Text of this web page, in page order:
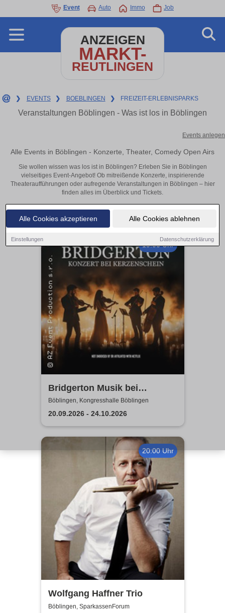
Alle Cookies akzeptieren Alle Cookies ablehnen
Einstellungen Datenschutzerklärung
Event Auto Immo Job
ANZEIGEN
MARKT-
REUTLINGEN
❯ EVENTS ❯ BOEBLINGEN ❯ FREIZEIT-ERLEBNISPARKS
Veranstaltungen Böblingen - Was ist los in Böblingen
Events anlegen
Alle Events in Böblingen - Konzerte, Theater, Comedy Open Airs
Sie wollen wissen was los ist in Böblingen? Erleben Sie in Böblingen
vielseitiges Event-Angebot! Ob mitreißende Konzerte, inspirierende
Theateraufführungen oder aufregende Veranstaltungen in Böblingen – hier
finden alles im Überblick und Tickets.
19:00 Uhr
Bridgerton Musik bei
Kerzenschein
Böblingen, Kongresshalle Böblingen
20.09.2026 - 24.10.2026
20:00 Uhr
Wolfgang Haffner Trio
Böblingen, SparkassenForum